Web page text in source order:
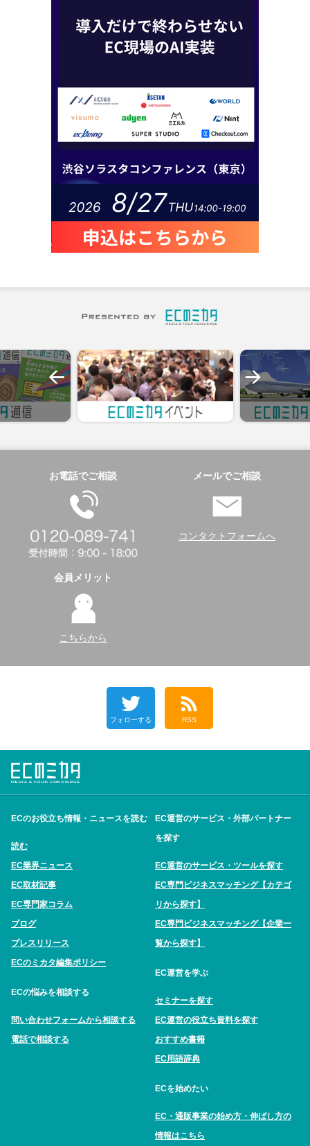
お電話でご相談 メールでご相談
コンタクトフォームへ
会員メリット
こちらから
フォローする RSS
ECのお役立ち情報・ニュースを読む
読む
EC業界ニュース
EC取材記事
EC専門家コラム
ブログ
プレスリリース
ECのミカタ編集ポリシー
ECの悩みを相談する
問い合わせフォームから相談する
電話で相談する
EC運営のサービス・外部パートナー
を探す
EC運営のサービス・ツールを探す
EC専門ビジネスマッチング【カテゴ
リから探す】
EC専門ビジネスマッチング【企業一
覧から探す】
EC運営を学ぶ
セミナーを探す
EC運営の役立ち資料を探す
おすすめ書籍
EC用語辞典
ECを始めたい
EC・通販事業の始め方・伸ばし方の
情報はこちら